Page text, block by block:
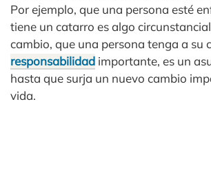
Por ejemplo, que una persona esté
tiene un catarro es algo
cambio, que una persona tenga a su
responsabilidad importante, es un
hasta que surja un nuevo cambio
vida.